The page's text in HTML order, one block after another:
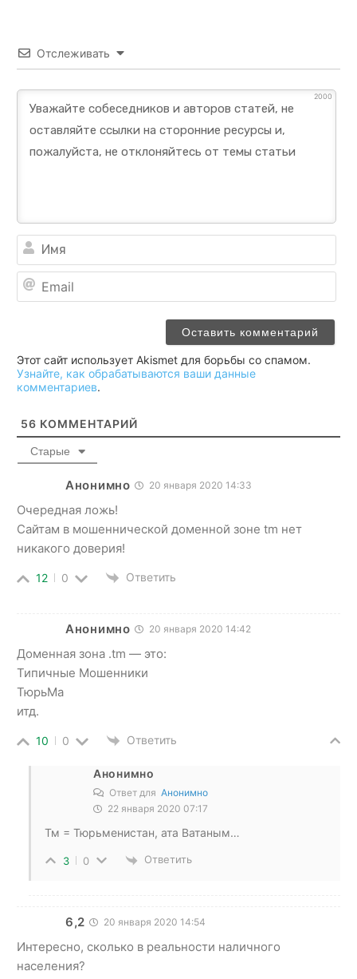
Отслеживать
2000
Этот сайт использует Akismet для борьбы со спамом.
Узнайте, как обрабатываются ваши данные
комментариев.
56 КОММЕНТАРИЙ
Старые
Анонимно 20 января 2020 14:33
Очередная ложь!
Сайтам в мошеннической доменной зоне tm нет
никакого доверия!
12 0 Ответить
Анонимно 20 января 2020 14:42
Доменная зона .tm — это:
Типичные Мошенники
ТюрьМа
итд.
10 0 Ответить
Анонимно
Ответ для Анонимно
22 января 2020 07:17
Тм = Тюрьменистан, ата Ватаным…
3 0 Ответить
6,2 20 января 2020 14:54
Интересно, сколько в реальности наличного
населения?